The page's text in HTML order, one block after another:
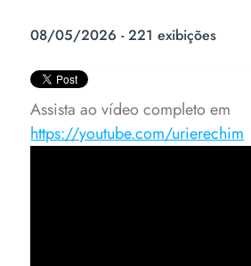
08/05/2026 - 221 exibições
Assista ao vídeo completo em
https://youtube.com/urierechim